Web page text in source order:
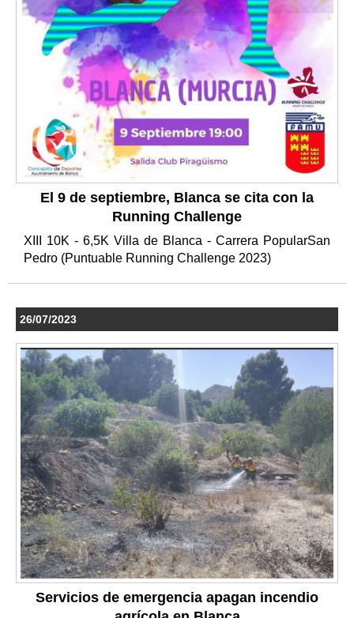
El 9 de septiembre, Blanca se cita con la
Running Challenge
XIII 10K - 6,5K Villa de Blanca - Carrera PopularSan
Pedro (Puntuable Running Challenge 2023)
26/07/2023
Servicios de emergencia apagan incendio